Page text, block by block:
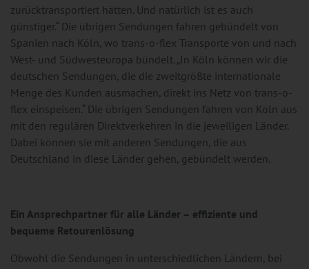
zurücktransportiert hätten. Und natürlich ist es auch
günstiger.“ Die übrigen Sendungen fahren gebündelt von
Spanien nach Köln, wo trans-o-flex Transporte von und nach
West- und Südwesteuropa bündelt. „In Köln können wir die
deutschen Sendungen, die die zweitgrößte internationale
Menge des Kunden ausmachen, direkt ins Netz von trans-o-
flex einspeisen.“ Die übrigen Sendungen fahren von Köln aus
mit den regulären Direktverkehren in die jeweiligen Länder.
Dabei können sie mit anderen Sendungen, die aus
Deutschland in diese Länder gehen, gebündelt werden.
Ein Ansprechpartner für alle Länder – effiziente und
bequeme Retourenlösung
Obwohl die Sendungen in unterschiedlichen Ländern, bei